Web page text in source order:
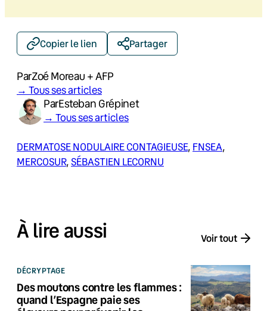
Copier le lien Partager
ParZoé Moreau + AFP
→ Tous ses articles
ParEsteban Grépinet
→ Tous ses articles
DERMATOSE NODULAIRE CONTAGIEUSE, FNSEA
MERCOSUR, SÉBASTIEN LECORNU
À lire aussi Voir tout
DÉCRYPTAGE
Des moutons contre les flammes :
quand l’Espagne paie ses